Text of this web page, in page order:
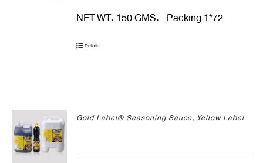
NET WT. 150 GMS. Packing 1*72
Details
Gold Label® Seasoning Sauce, Yellow Label